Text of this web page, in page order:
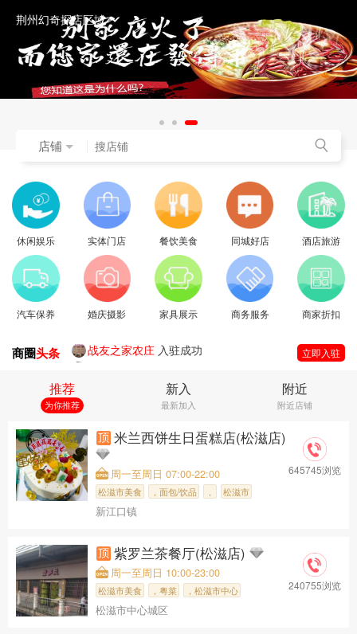
荆州幻奇探店区域
店铺
休闲娱乐 实体门店 餐饮美食 同城好店 酒店旅游
汽车保养 婚庆摄影 家具展示 商务服务 商家折扣
商圈头条 战友之家农庄 入驻成功
松滋市广悦楼餐饮店
感恩遇见(松哥剪烫)入驻成功
小锅时代(松滋店)入驻成功
徐为羊肉串(松滋店)
福缘早堂面入驻成功
醉仙阁入驻成功
梅杨酒楼入驻成功
立即入驻
推荐
为你推荐
新入
最新加入
附近
附近店铺
米兰西饼生日蛋糕店(松滋店)
周一至周日 07:00-22:00
松滋市美食 ，面包/饮品 ， 松滋市
新江口镇
645745浏览
紫罗兰茶餐厅(松滋店)
周一至周日 10:00-23:00
松滋市美食 ，粤菜 ，松滋市中心
松滋市中心城区
240755浏览